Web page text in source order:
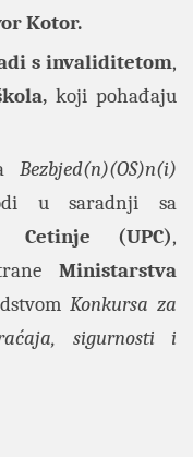
Kotor.
s invaliditetom,
koji pohađaju
Bezbjed(n)(OS)n(i)
u saradnji sa
Cetinje (UPC),
Ministarstva
Konkursa za
sigurnosti i